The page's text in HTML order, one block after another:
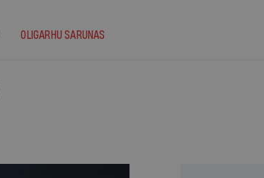
OLIGARHU SARUNAS